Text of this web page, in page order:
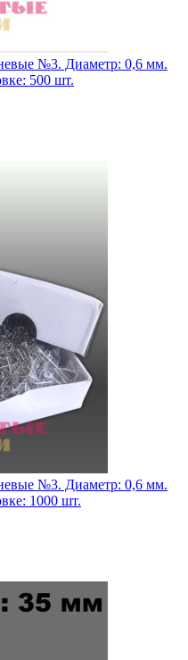
№3. Диаметр: 0,6 мм.
500 шт.
№3. Диаметр: 0,6 мм.
1000 шт.